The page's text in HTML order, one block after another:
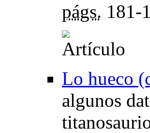
págs. 181-
Lo hueco
algunos